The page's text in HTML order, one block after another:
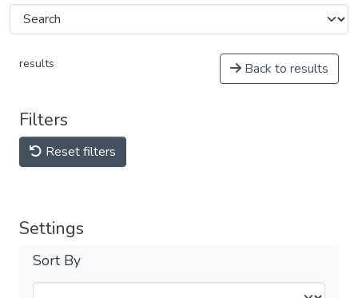
results Back to results
Filters
Reset filters
Settings
Sort By